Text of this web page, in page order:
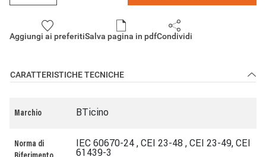
Aggiungi ai preferitiSalva pagina in pdfCondividi
CARATTERISTICHE TECNICHE
Marchio BTicino
Norma di
IEC 60670-24 , CEI 23-48 , CEI 23-49, CEI
61439-3